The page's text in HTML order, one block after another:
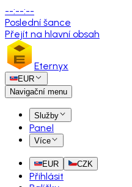
--:--:--
Poslední šance
Přejít na hlavní obsah
Eternyx
EUR
Navigační menu
Služby
Panel
Více
EUR CZK
Přihlásit